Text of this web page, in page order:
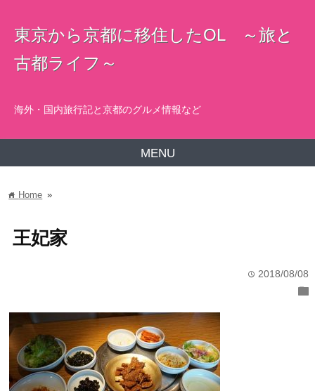
東京から京都に移住したOL ～旅と
古都ライフ～
海外・国内旅行記と京都のグルメ情報など
MENU
home Home »
王妃家
time 2018/08/08
folder